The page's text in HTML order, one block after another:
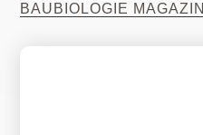
BAUBIOLOGIE MAGAZIN